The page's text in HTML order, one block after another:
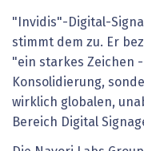
"Invidis"-Digital-
stimmt dem zu. Er
"ein starkes Zeichen
Konsolidierung,
wirklich globalen,
Bereich Digital